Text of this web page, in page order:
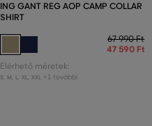
ING GANT REG AOP CAMP COLLAR
SHIRT
67 990 Ft
47 590 Ft
Elérhető méretek:
S, M L XL XXL +1 további